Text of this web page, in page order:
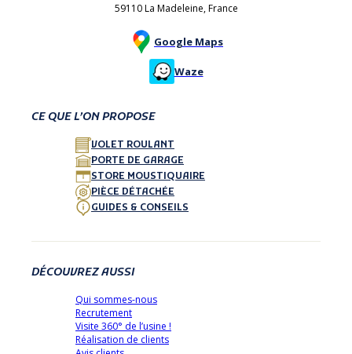
59110 La Madeleine, France
Google Maps
Waze
CE QUE L’ON PROPOSE
VOLET ROULANT
PORTE DE GARAGE
STORE MOUSTIQUAIRE
PIÈCE DÉTACHÉE
GUIDES & CONSEILS
DÉCOUVREZ AUSSI
Qui sommes-nous
Recrutement
Visite 360° de l’usine !
Réalisation de clients